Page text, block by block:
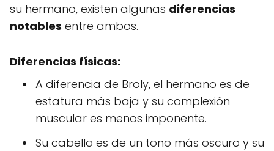
su hermano, existen algunas diferencias
notables entre ambos.
Diferencias físicas:
A diferencia de Broly, el hermano es de
estatura más baja y su complexión
muscular es menos imponente.
Su cabello es de un tono más oscuro y su